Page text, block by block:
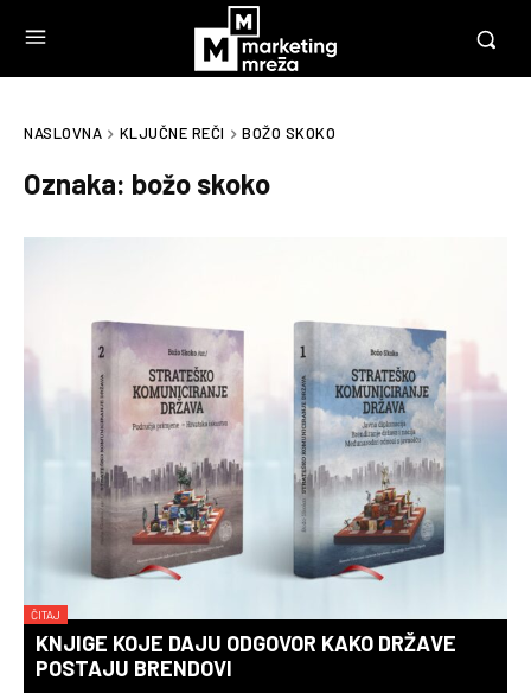
NASLOVNA KLJUČNE REČI BOŽO SKOKO
Oznaka: božo skoko
ČITAJ
KNJIGE KOJE DAJU ODGOVOR KAKO DRŽAVE
POSTAJU BRENDOVI